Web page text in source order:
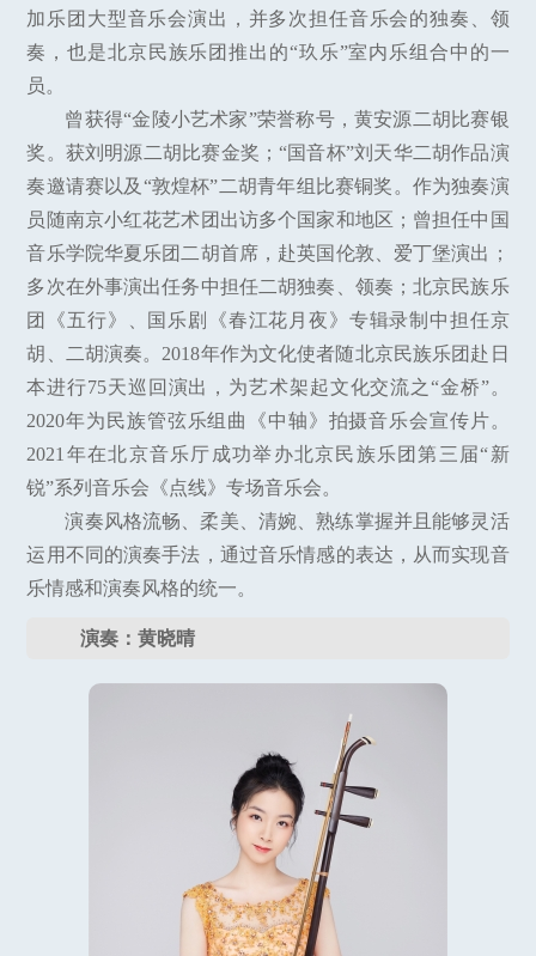
加乐团大型音乐会演出，并多次担任音乐会的独奏、领
奏，也是北京民族乐团推出的“玖乐”室内乐组合中的一
员。
曾获得“金陵小艺术家”荣誉称号，黄安源二胡比赛银
奖。获刘明源二胡比赛金奖；“国音杯”刘天华二胡作品演
奏邀请赛以及“敦煌杯”二胡青年组比赛铜奖。作为独奏演
员随南京小红花艺术团出访多个国家和地区；曾担任中国
音乐学院华夏乐团二胡首席，赴英国伦敦、爱丁堡演出；
多次在外事演出任务中担任二胡独奏、领奏；北京民族乐
团《五行》、国乐剧《春江花月夜》专辑录制中担任京
胡、二胡演奏。2018年作为文化使者随北京民族乐团赴日
本进行75天巡回演出，为艺术架起文化交流之“金桥”。
2020年为民族管弦乐组曲《中轴》拍摄音乐会宣传片。
2021年在北京音乐厅成功举办北京民族乐团第三届“新
锐”系列音乐会《点线》专场音乐会。
演奏风格流畅、柔美、清婉、熟练掌握并且能够灵活
运用不同的演奏手法，通过音乐情感的表达，从而实现音
乐情感和演奏风格的统一。
演奏：黄晓晴